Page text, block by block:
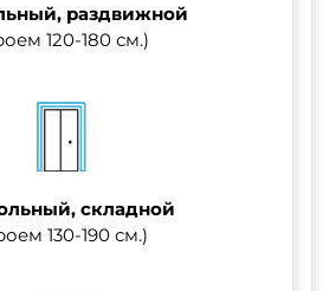
раздвижной
120-180 см.)
складной
130-190 см.)